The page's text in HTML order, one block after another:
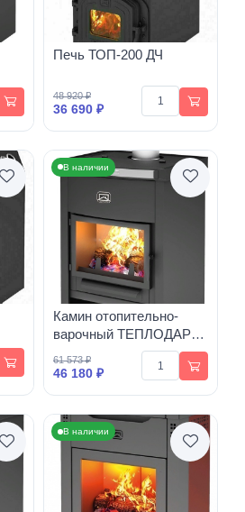
Печь ТОП-200 ДЧ
48 920 ₽
36 690 ₽
В наличии
Камин отопительно-
варочный ТЕПЛОДАР
61 573 ₽
46 180 ₽
В наличии